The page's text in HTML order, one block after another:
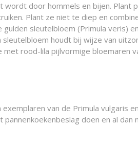
door hommels en bijen. Plant
Plant ze niet te diep en
sleutelbloem (Primula veris)
houdt bij wijze van
rood-lila pijlvormige bloemaren
van de Primula vulgaris
doen en al